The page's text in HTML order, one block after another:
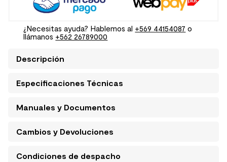
¿Necesitas ayuda? Hablemos al +569 44154087 o
llámanos +562 26789000
Descripción
Especificaciones Técnicas
Manuales y Documentos
Cambios y Devoluciones
Condiciones de despacho